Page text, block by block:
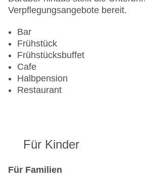
Haustiere: gegen Gebühr
Sonnenterrasse
Gesamtanzahl der Stockwerke:
Gesamtanzahl der Zimmer: 59
Pools:Outdoor Pool,
Zahlungsarten: American
Mastercard, Visa
Verpflegungsangebote bereit.
Bar
Frühstück
Frühstücksbuffet
Cafe
Halbpension
Restaurant
Für Kinder
Für Familien